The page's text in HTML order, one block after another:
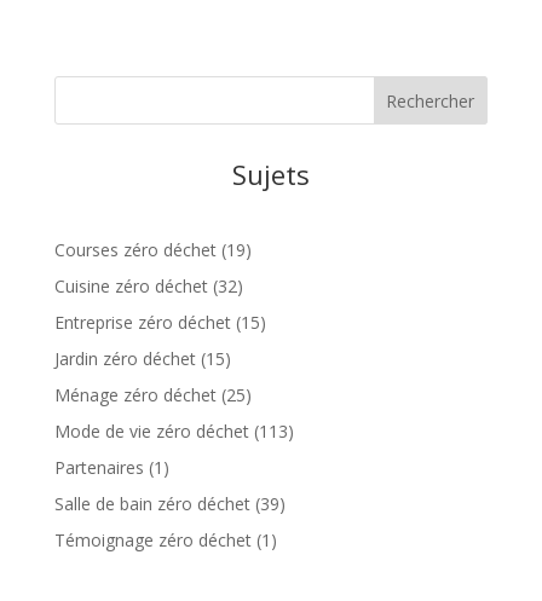
Sujets
Courses zéro déchet(19)
Cuisine zéro déchet(32)
Entreprise zéro déchet(15)
Jardin zéro déchet(15)
Ménage zéro déchet(25)
Mode de vie zéro déchet(113)
Partenaires (1)
Salle de bain zéro déchet(39)
Témoignage zéro déchet(1)